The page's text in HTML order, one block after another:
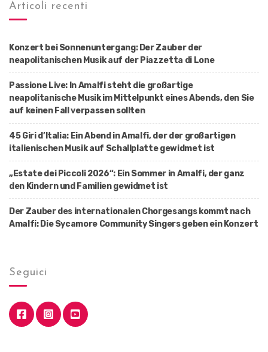
Articoli recenti
Konzert bei Sonnenuntergang: Der Zauber der
neapolitanischen Musik auf der Piazzetta di Lone
Passione Live: In Amalfi steht die großartige
neapolitanische Musik im Mittelpunkt eines Abends, den Sie
auf keinen Fall verpassen sollten
45 Giri d’Italia: Ein Abend in Amalfi, der der großartigen
italienischen Musik auf Schallplatte gewidmet ist
„Estate dei Piccoli 2026“: Ein Sommer in Amalfi, der ganz
den Kindern und Familien gewidmet ist
Der Zauber des internationalen Chorgesangs kommt nach
Amalfi: Die Sycamore Community Singers geben ein Konzert
Seguici